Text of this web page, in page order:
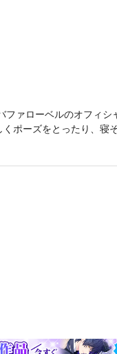
ァローベルのオフィシ
ポーズをとったり、寝
ベルたそ」のイラスト
も。オリックスファン
必見の一冊です。